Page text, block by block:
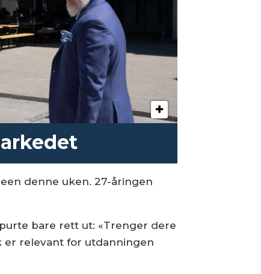
denne uken. 27-åringen
bare rett ut: «Trenger dere
er relevant for utdanningen